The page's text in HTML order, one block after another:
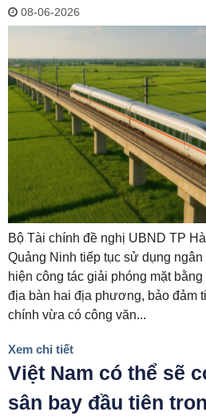
08-06-2026
Bộ Tài chính đề nghị UBND TP
Quảng Ninh tiếp tục sử dụng
hiện công tác giải phóng mặt
địa bàn hai địa phương, bảo đảm
chính vừa có công văn...
Xem chi tiết
Việt Nam có thể sẽ
sân bay đầu tiên